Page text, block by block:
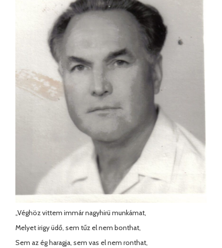
„Véghöz vittem immár nagyhirü munkámat,
Melyet irigy üdő, sem tűz el nem bonthat,
Sem az ég haragja, sem vas el nem ronthat,